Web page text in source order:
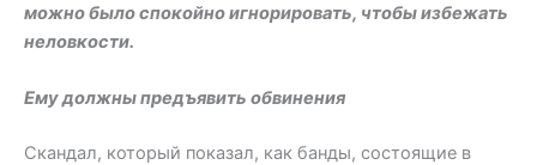
можно было спокойно игнорировать, чтобы избежать
неловкости.
Ему должны предъявить обвинения
Скандал, который показал, как банды, состоящие в